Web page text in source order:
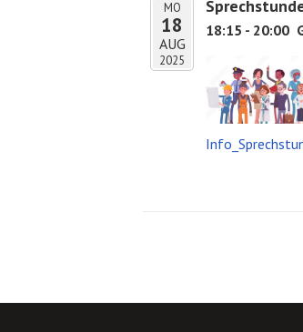
MO
18
AUG
2025
18:15 - 20:00